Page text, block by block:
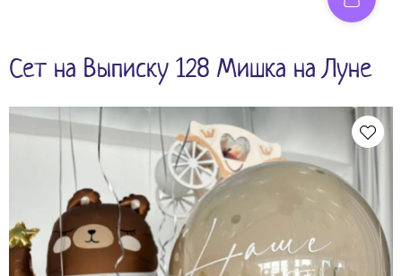
Сет на Выписку 128 Мишка на Луне